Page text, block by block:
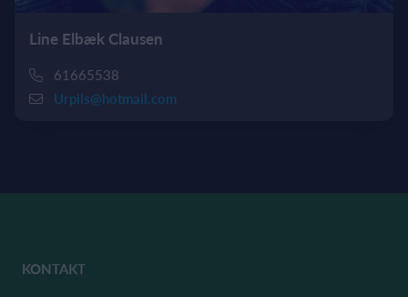
Line Elbæk Clausen
61665538
Urpils@hotmail.com
KONTAKT